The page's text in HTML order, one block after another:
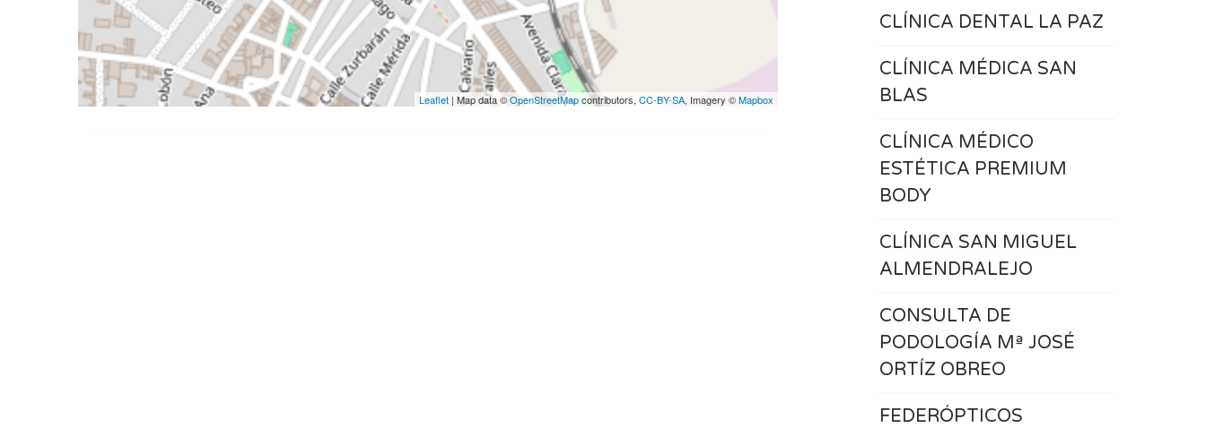
Leaflet | Map data ©OpenStreetMapcontributors, CC-BY-SA, Imagery ©Mapbox
CLÍNICA DENTAL LA PAZ
CLÍNICA MÉDICA SAN
BLAS
CLÍNICA MÉDICO
ESTÉTICA PREMIUM
BODY
CLÍNICA SAN MIGUEL
ALMENDRALEJO
CONSULTA DE
PODOLOGÍA Mª JOSÉ
ORTÍZ OBREO
FEDERÓPTICOS